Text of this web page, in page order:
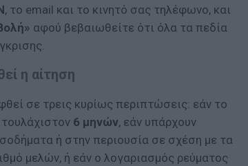
, το email και το κινητό σας τηλέφωνο, και
αφού βεβαιωθείτε ότι όλα τα πεδία
η αίτηση
σε τρεις κυρίως περιπτώσεις: εάν το
6 μηνών, εάν υπάρχουν
ή στην περιουσία σε σχέση με τα
μελών, ή εάν ο λογαριασμός ρεύματος